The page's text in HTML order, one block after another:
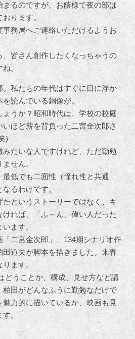
るのですが、お蔭様で夜の部は
ります。
事務局へご連絡いただけるようお
皆さん創作したくなっちゃうの
。
私たちの年代はすぐに目に浮か
読んでいる銅像が。
うか？昭和時代は、学校の校庭
ほど薪を背負った二宮金次郎さ
)
みたいな人ですけれど、ただ勤勉
せん。
最低でも二面性（憧れ性と共通
るわけです。
というストーリーではなく、キ
れば、「ふ～ん、偉い人だった
ます。
二宮金次郎」、134期シナリオ作
道夫が脚本を描きました。来春
ます。
どうことか、構成、見せ方など講
田がどんなふうに勤勉なだけで
力的に描いているか、映画も見
。